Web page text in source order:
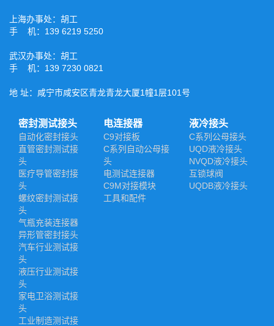
上海办事处：胡工
手 机：139 6219 5250
武汉办事处：胡工
手 机：139 7230 0821
地 址：咸宁市咸安区青龙青龙大厦1幢1层101号
密封测试接头
自动化密封接头
直管密封测试接
头
医疗导管密封接
头
螺纹密封测试接
头
气瓶充装连接器
异形管密封接头
汽车行业测试接
头
液压行业测试接
头
家电卫浴测试接
头
工业制造测试接
电连接器
C9对接板
C系列自动公母接
头
电测试连接器
C9M对接模块
工具和配件
液冷接头
C系列公母接头
UQD液冷接头
NVQD液冷接头
互锁球阀
UQDB液冷接头